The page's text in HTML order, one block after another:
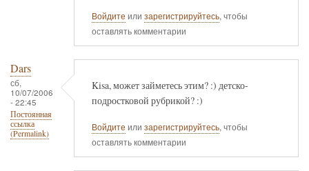
Войдите или зарегистрируйтесь, чтобы
оставлять комментарии
Dars
сб,
10/07/2006
- 22:45
Постоянная
ссылка
(Permalink)
Kisa, может займетесь этим? :) детско-
подростковой рубрикой? :)
Войдите или зарегистрируйтесь, чтобы
оставлять комментарии